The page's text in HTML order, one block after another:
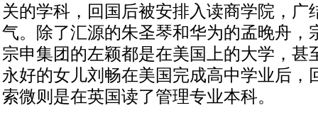
关的学科，回国后被安排入读商学院，广
气。除了汇源的朱圣琴和华为的孟晚舟，
宗申集团的左颖都是在美国上的大学，甚
永好的女儿刘畅在美国完成高中学业后，
索微则是在英国读了管理专业本科。